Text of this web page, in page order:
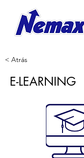
< Atrás
E-LEARNING